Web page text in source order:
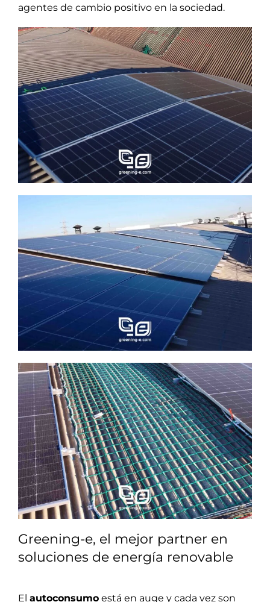
agentes de cambio positivo en la sociedad.
Greening-e, el mejor partner en
soluciones de energía renovable
El autoconsumo está en auge y cada vez son